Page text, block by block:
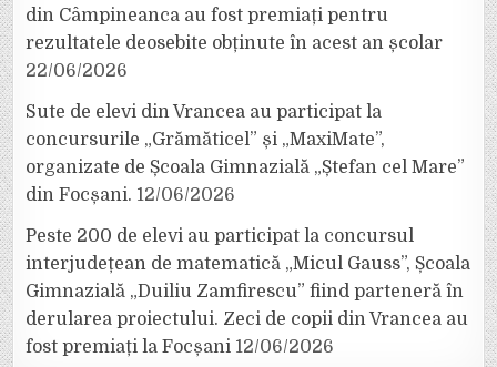
din Câmpineanca au fost premiați pentru
rezultatele deosebite obținute în acest an școlar
22/06/2026
Sute de elevi din Vrancea au participat la
concursurile „Grămăticel” și „MaxiMate”,
organizate de Școala Gimnazială „Ștefan cel Mare”
din Focșani. 12/06/2026
Peste 200 de elevi au participat la concursul
interjudețean de matematică „Micul Gauss”, Școala
Gimnazială „Duiliu Zamfirescu” fiind parteneră în
derularea proiectului. Zeci de copii din Vrancea au
fost premiați la Focșani 12/06/2026